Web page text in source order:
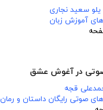
یلو سعید نجاری
آموزش زبان
صوتی در آغوش عشق
قجه
صوتی رایگان داستان و رمان